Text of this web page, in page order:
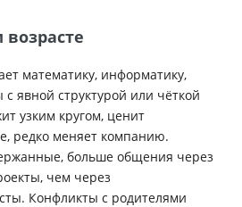
математику, информатику,
явной структурой или чёткой
узким кругом, ценит
редко меняет компанию.
больше общения через
чем через
Конфликты с родителями